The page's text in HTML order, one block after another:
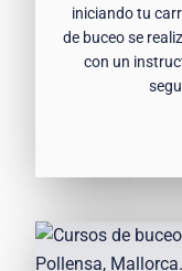
iniciando tu
de buceo se
con un